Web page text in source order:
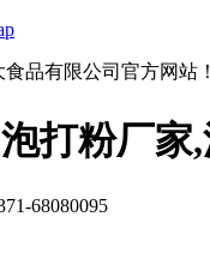
品有限公司官方网站！
68080095